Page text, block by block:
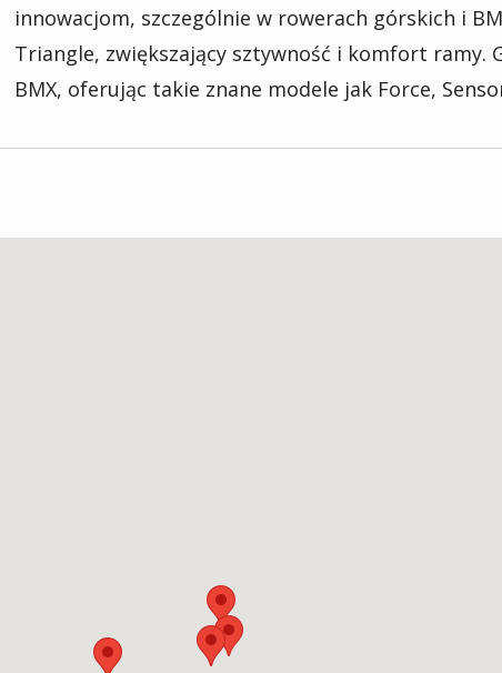
innowacjom, szczególnie w rowerach górskich i
Triangle, zwiększający sztywność i komfort ramy.
BMX, oferując takie znane modele jak Force,